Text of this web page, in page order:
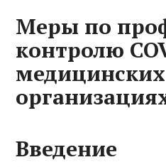
Меры по
контролю
медицинских
Введение